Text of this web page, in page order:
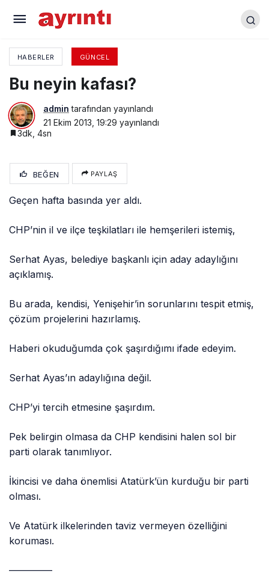
HABERLER GÜNCEL
Bu neyin kafası?
admin tarafından yayınlandı
21 Ekim 2013, 19:29 yayınlandı
3dk, 4sn
BEĞEN PAYLAŞ
Geçen hafta basında yer aldı.
CHP’nin il ve ilçe teşkilatları ile hemşerileri istemiş,
Serhat Ayas, belediye başkanlı için aday adaylığını
açıklamış.
Bu arada, kendisi, Yenişehir’in sorunlarını tespit etmiş,
çözüm projelerini hazırlamış.
Haberi okuduğumda çok şaşırdığımı ifade edeyim.
Serhat Ayas’ın adaylığına değil.
CHP’yi tercih etmesine şaşırdım.
Pek belirgin olmasa da CHP kendisini halen sol bir
parti olarak tanımlıyor.
İkincisi ve daha önemlisi Atatürk’ün kurduğu bir parti
olması.
Ve Atatürk ilkelerinden taviz vermeyen özelliğini
koruması.
————–
Şişecam Davayı Kaybetti